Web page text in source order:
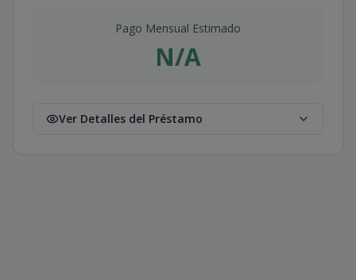
Pago Mensual Estimado
N/A
Ver Detalles del Préstamo